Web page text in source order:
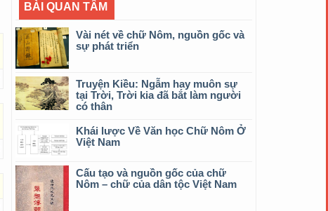
BÀI QUAN TÂM
Vài nét về chữ Nôm, nguồn gốc và
sự phát triển
Truyện Kiều: Ngẫm hay muôn sự
tại Trời, Trời kia đã bắt làm người
có thân
Khái lược Về Văn học Chữ Nôm Ở
Việt Nam
Cấu tạo và nguồn gốc của chữ
Nôm – chữ của dân tộc Việt Nam